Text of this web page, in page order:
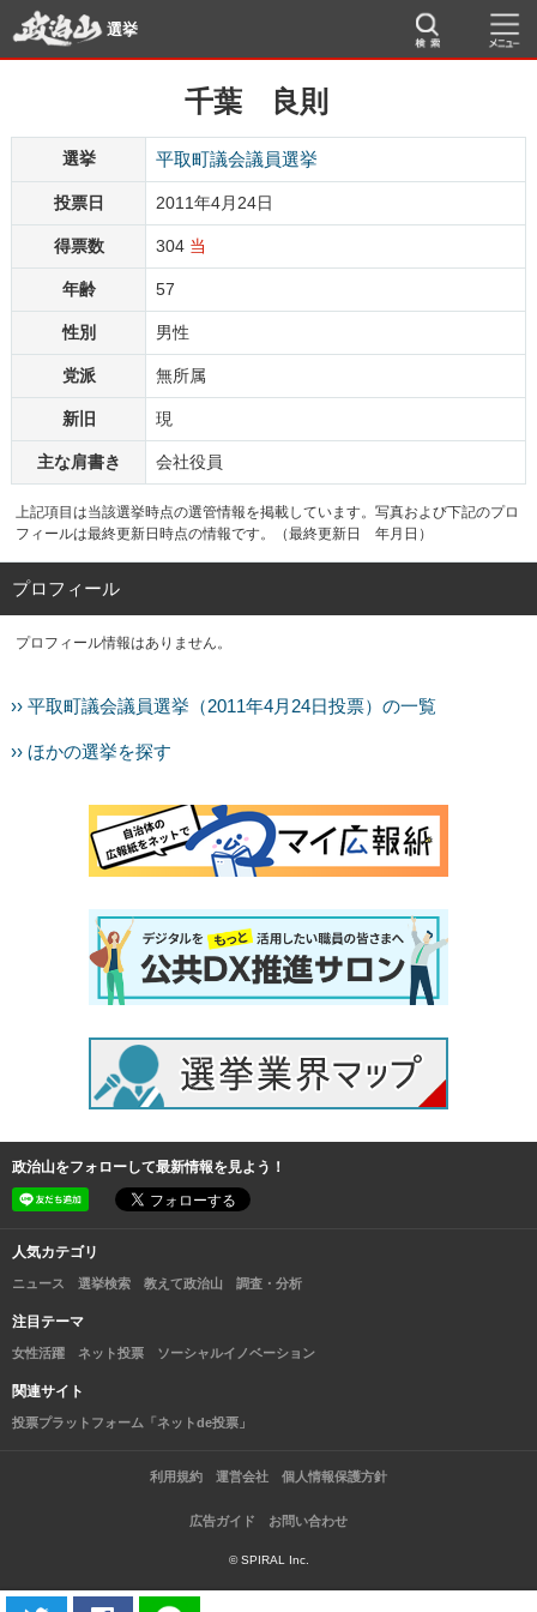
選挙
千葉 良則
選挙 平取町議会議員選挙
投票日 2011年4月24日
得票数 304 当
年齢 57
性別 男性
党派 無所属
新旧 現
主な肩書き 会社役員
上記項目は当該選挙時点の選管情報を掲載しています。写真および下記のプロ
フィールは最終更新日時点の情報です。（最終更新日 年月日）
プロフィール
プロフィール情報はありません。
›› 平取町議会議員選挙（2011年4月24日投票）の一覧
›› ほかの選挙を探す
政治山をフォローして最新情報を見よう！
人気カテゴリ
ニュース 選挙検索 教えて政治山 調査・分析
注目テーマ
女性活躍 ネット投票 ソーシャルイノベーション
関連サイト
投票プラットフォーム「ネットde投票」
利用規約 運営会社 個人情報保護方針
広告ガイド お問い合わせ
© SPIRAL Inc.